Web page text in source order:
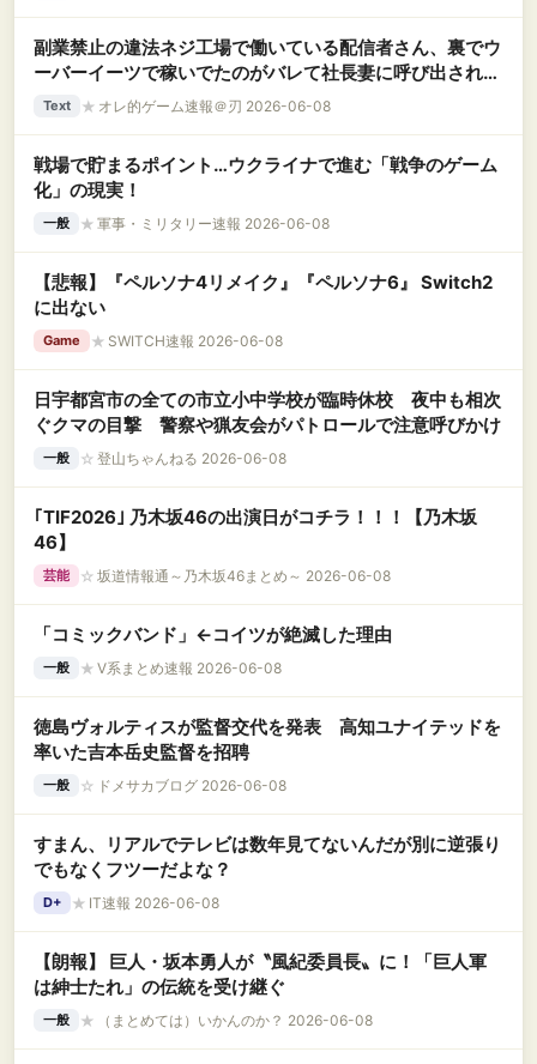
副業禁止の違法ネジ工場で働いている配信者さん、裏でウ
ーバーイーツで稼いでたのがバレて社長妻に呼び出される
→ 結果ｗｗｗｗｗ
Text ★ オレ的ゲーム速報＠刃 2026-06-08
戦場で貯まるポイント…ウクライナで進む「戦争のゲーム
化」の現実！
一般 ★ 軍事・ミリタリー速報 2026-06-08
【悲報】『ペルソナ4リメイク』『ペルソナ6』 Switch2
に出ない
Game ★ SWITCH速報 2026-06-08
日宇都宮市の全ての市立小中学校が臨時休校 夜中も相次
ぐクマの目撃 警察や猟友会がパトロールで注意呼びかけ
一般 ☆ 登山ちゃんねる 2026-06-08
｢TIF2026｣ 乃木坂46の出演日がコチラ！！！【乃木坂
46】
芸能 ☆ 坂道情報通～乃木坂46まとめ～ 2026-06-08
「コミックバンド」←コイツが絶滅した理由
一般 ★ V系まとめ速報 2026-06-08
徳島ヴォルティスが監督交代を発表 高知ユナイテッドを
率いた吉本岳史監督を招聘
一般 ☆ ドメサカブログ 2026-06-08
すまん、リアルでテレビは数年見てないんだが別に逆張り
でもなくフツーだよな？
D+ ★ IT速報 2026-06-08
【朗報】 巨人・坂本勇人が〝風紀委員長〟に！「巨人軍
は紳士たれ」の伝統を受け継ぐ
一般 ★ （まとめては）いかんのか？ 2026-06-08